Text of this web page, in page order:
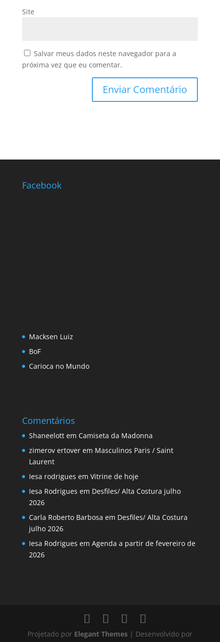
Site
Salvar meus dados neste navegador para a
próxima vez que eu comentar.
Facebook
Macksen Luiz
BoF
Carioca no Mundo
Comentários
Shaneelottem Camiseta da Madonna
zimerov ertoverem Masculinos Paris / Saint
Laurent
Iesa rodrigues em Vitrine de hoje
Iesa Rodrigues em Desfiles/ Alta Costura julho
2026
Carla Roberto Barbosa em Desfiles/ Alta Costura
julho 2026
Iesa Rodrigues em Agenda a partir de fevereiro de
2026
Projetado por Elegant Themes| Desenvolvido por